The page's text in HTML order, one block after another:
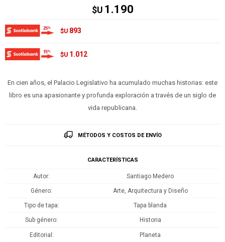
$U 1.190
$U 893
$U 1.012
En cien años, el Palacio Legislativo ha acumulado muchas historias: este
libro es una apasionante y profunda exploración a través de un siglo de
vida republicana.
MÉTODOS Y COSTOS DE ENVÍO
CARACTERÍSTICAS
Autor Santiago Medero
Género Arte, Arquitectura y Diseño
Tipo de tapa Tapa blanda
Sub género Historia
Editorial Planeta